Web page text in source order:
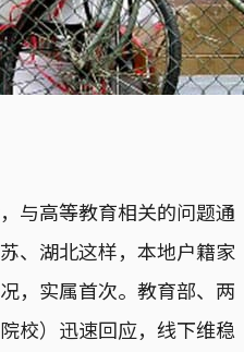
与高等教育相关的问题通
、湖北这样，本地户籍家
，实属首次。教育部、两
校）迅速回应，线下维稳